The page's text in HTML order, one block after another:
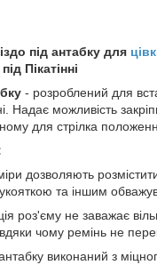
під антабку для
Пікатінні
- розроблений для
Надає можливість
для стрілка
дозволяють
та іншим
роз'єму не заважає
чому ремінь не
виконаний з